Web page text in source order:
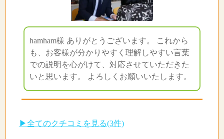
hamham様 ありがとうございます。 これから
も、お客様が分かりやすく理解しやすい言葉
での説明を心がけて、対応させていただきた
いと思います。 よろしくお願いいたします。
▶全てのクチコミを見る(3件)